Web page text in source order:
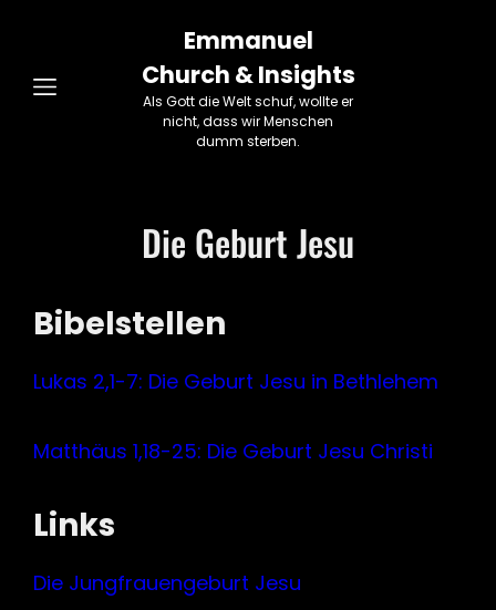
Emmanuel
Church & Insights
Als Gott die Welt schuf, wollte er
nicht, dass wir Menschen
dumm sterben.
Die Geburt Jesu
Bibelstellen
Lukas 2,1-7: Die Geburt Jesu in Bethlehem
Matthäus 1,18-25: Die Geburt Jesu Christi
Links
Die Jungfrauengeburt Jesu